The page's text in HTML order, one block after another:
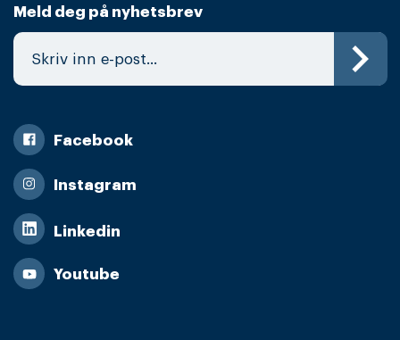
Meld deg på nyhetsbrev
Facebook
Instagram
Linkedin
Youtube